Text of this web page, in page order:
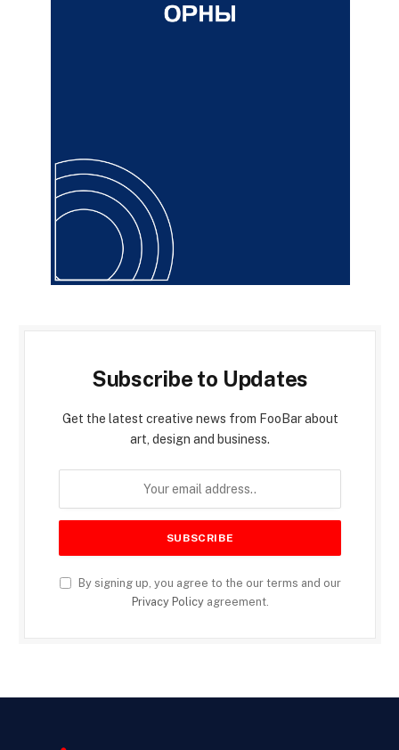
Subscribe to Updates
Get the latest creative news from FooBar about
art, design and business.
By signing up, you agree to the our terms and our
Privacy Policyagreement.